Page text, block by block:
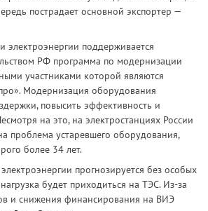
пострадает основной экспортер —
электроэнергии поддерживается
РФ программа по модернизации
участниками которой являются
Модернизация оборудования
повысить эффективность и
на это, на электростанциях России
проблема устаревшего оборудования,
более 34 лет.
прогнозируется без особых
будет приходиться на ТЭС. Из-за
и снижения финансирования на ВИЭ